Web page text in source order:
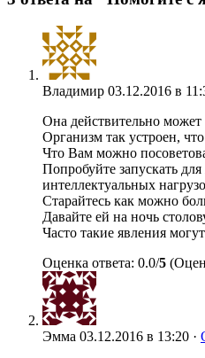
Владимир 03.12.2016 в
Она действительно может
Организм так устроен,
Что Вам можно
Попробуйте запускать
интеллектуальных
Старайтесь как можно
Давайте ей на ночь
Часто такие явления
Оценка ответа: 0.0/5
Эмма 03.12.2016 в 13:20 ·